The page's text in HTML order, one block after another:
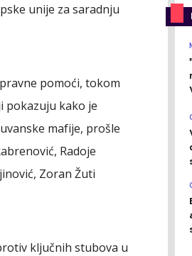
unije za saradnju
pomoći, tokom
pokazuju kako je
mafije, prošle
Radoje
Zoran Žuti
ključnih stubova u